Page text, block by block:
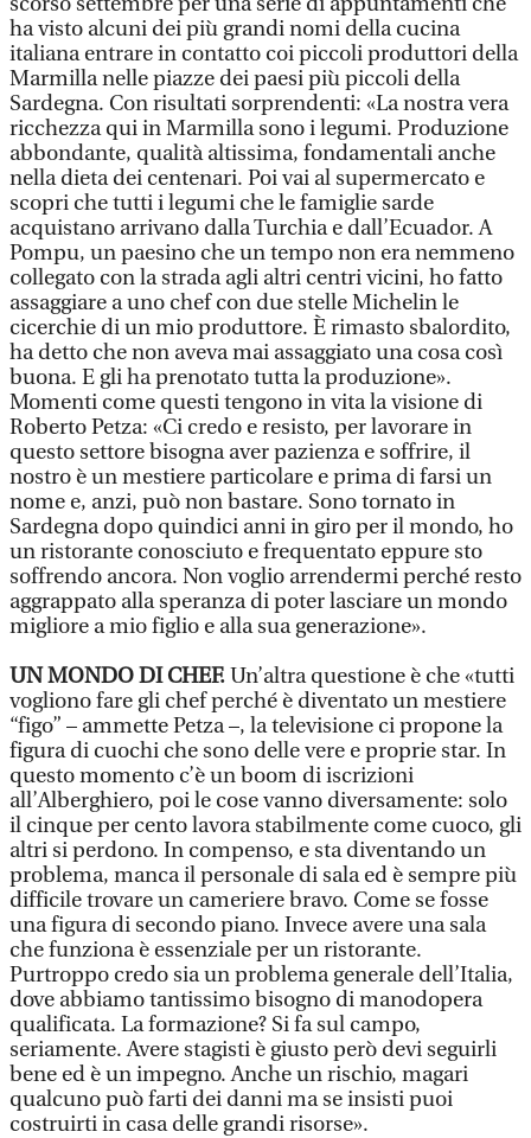
ha visto alcuni dei più grandi nomi della cucina
italiana entrare in contatto coi piccoli produttori della
Marmilla nelle piazze dei paesi più piccoli della
Sardegna. Con risultati sorprendenti: «La nostra vera
ricchezza qui in Marmilla sono i legumi. Produzione
abbondante, qualità altissima, fondamentali anche
nella dieta dei centenari. Poi vai al supermercato e
scopri che tutti i legumi che le famiglie sarde
acquistano arrivano dalla Turchia e dall’Ecuador. A
Pompu, un paesino che un tempo non era nemmeno
collegato con la strada agli altri centri vicini, ho fatto
assaggiare a uno chef con due stelle Michelin le
cicerchie di un mio produttore. È rimasto sbalordito,
ha detto che non aveva mai assaggiato una cosa così
buona. E gli ha prenotato tutta la produzione».
Momenti come questi tengono in vita la visione di
Roberto Petza: «Ci credo e resisto, per lavorare in
questo settore bisogna aver pazienza e soffrire, il
nostro è un mestiere particolare e prima di farsi un
nome e, anzi, può non bastare. Sono tornato in
Sardegna dopo quindici anni in giro per il mondo, ho
un ristorante conosciuto e frequentato eppure sto
soffrendo ancora. Non voglio arrendermi perché resto
aggrappato alla speranza di poter lasciare un mondo
migliore a mio figlio e alla sua generazione».
UN MONDO DI CHEF.Un’altra questione è che «tutti
vogliono fare gli chef perché è diventato un mestiere
“figo” – ammette Petza –, la televisione ci propone la
figura di cuochi che sono delle vere e proprie star. In
questo momento c’è un boom di iscrizioni
all’Alberghiero, poi le cose vanno diversamente: solo
il cinque per cento lavora stabilmente come cuoco, gli
altri si perdono. In compenso, e sta diventando un
problema, manca il personale di sala ed è sempre più
difficile trovare un cameriere bravo. Come se fosse
una figura di secondo piano. Invece avere una sala
che funziona è essenziale per un ristorante.
Purtroppo credo sia un problema generale dell’Italia,
dove abbiamo tantissimo bisogno di manodopera
qualificata. La formazione? Si fa sul campo,
seriamente. Avere stagisti è giusto però devi seguirli
bene ed è un impegno. Anche un rischio, magari
qualcuno può farti dei danni ma se insisti puoi
costruirti in casa delle grandi risorse».